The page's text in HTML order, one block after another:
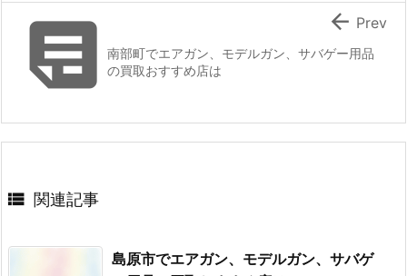
南部町でエアガン、モデルガン、サバゲー用品
の買取おすすめ店は
 Prev
 関連記事
島原市でエアガン、モデルガン、サバゲ